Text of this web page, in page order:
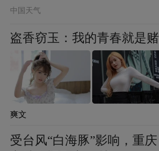
中国天气
盗香窃玉：我的青春就是
爽文
受台风“白海豚”影响，重庆